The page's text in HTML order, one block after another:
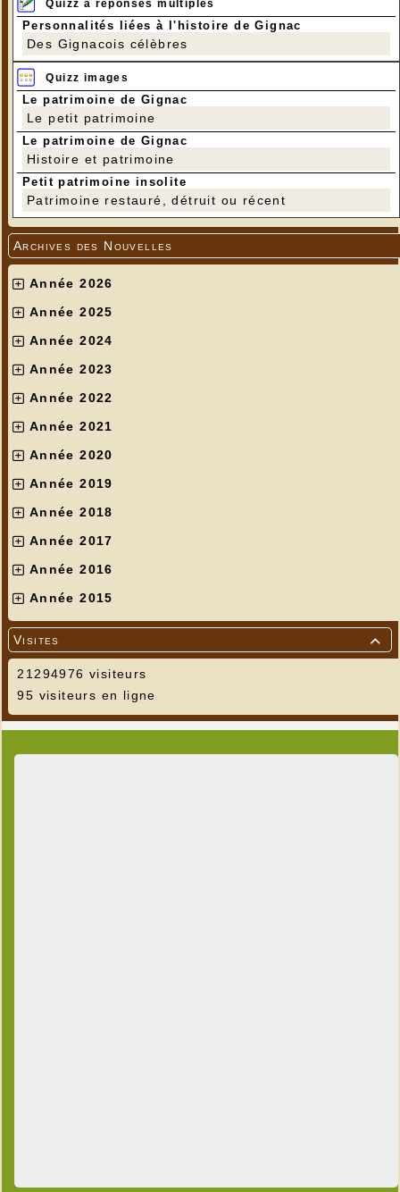
Quizz à réponses multiples
Personnalités liées à l'histoire de Gignac
Des Gignacois célèbres
Quizz images
Le patrimoine de Gignac
Le petit patrimoine
Le patrimoine de Gignac
Histoire et patrimoine
Petit patrimoine insolite
Patrimoine restauré, détruit ou récent
Archives des Nouvelles
Année 2026
Année 2025
Année 2024
Année 2023
Année 2022
Année 2021
Année 2020
Année 2019
Année 2018
Année 2017
Année 2016
Année 2015

Visites
21294976 visiteurs
95 visiteurs en ligne